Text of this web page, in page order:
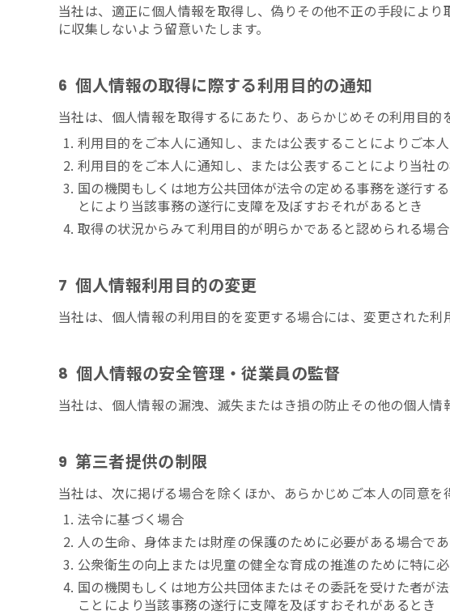
当社は、適正に個人情報を取得し、偽りその他不正の手段によ
に収集しないよう留意いたします。
6 個人情報の取得に際する利用目的の通知
当社は、個人情報を取得するにあたり、あらかじめその利用目
利用目的をご本人に通知し、または公表することによりご本
利用目的をご本人に通知し、または公表することにより当社
国の機関もしくは地方公共団体が法令の定める事務を遂行す
とにより当該事務の遂行に支障を及ぼすおそれがあるとき
取得の状況からみて利用目的が明らかであると認められる場合
7 個人情報利用目的の変更
当社は、個人情報の利用目的を変更する場合には、変更された利
8 個人情報の安全管理・従業員の監督
当社は、個人情報の漏洩、滅失またはき損の防止その他の個人
9 第三者提供の制限
当社は、次に掲げる場合を除くほか、あらかじめご本人の同意を
法令に基づく場合
人の生命、身体または財産の保護のために必要がある場合で
公衆衛生の向上または児童の健全な育成の推進のために特に
国の機関もしくは地方公共団体またはその委託を受けた者が
ことにより当該事務の遂行に支障を及ぼすおそれがあるとき